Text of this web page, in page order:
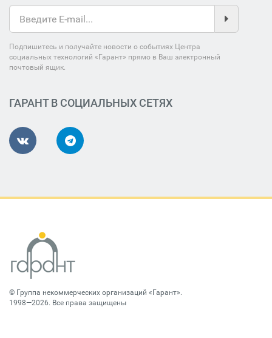
Подпишитесь и получайте новости о событиях Центра
социальных технологий «Гарант» прямо в Ваш электронный
почтовый ящик.
ГАРАНТ В СОЦИАЛЬНЫХ СЕТЯХ
© Группа некоммерческих организаций «Гарант».
1998—2026. Все права защищены